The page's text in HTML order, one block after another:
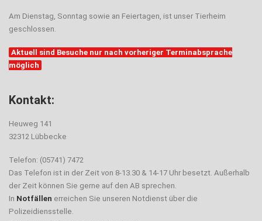
Am Dienstag, Sonntag sowie an Feiertagen, ist unser Tierheim
geschlossen.
Aktuell sind Besuche nur nach vorheriger Terminabsprache
möglich
Kontakt:
Heuweg 141
32312 Lübbecke
Telefon: (05741) 7472
Das Telefon ist in der Zeit von 8-13.30 & 14-17 Uhr besetzt. Außerhalb
der Zeit können Sie gerne auf den AB sprechen.
In Notfällen erreichen Sie unseren Notdienst über die
Polizeidiensstelle.